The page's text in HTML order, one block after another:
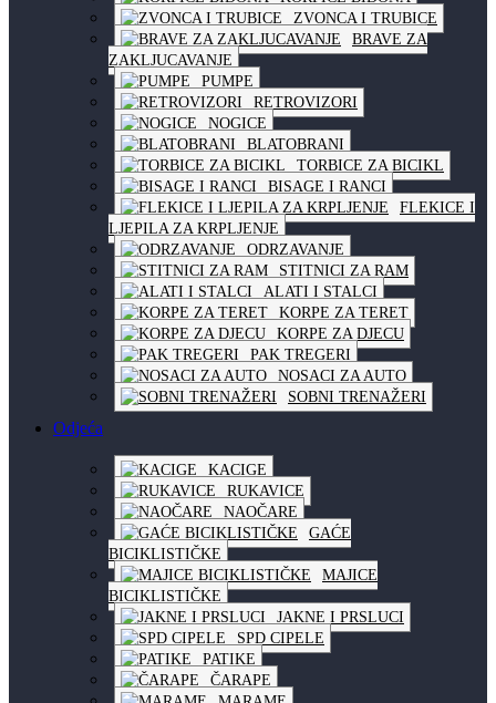
ZVONCA I TRUBICE
BRAVE ZA
ZAKLJUCAVANJE
PUMPE
RETROVIZORI
NOGICE
BLATOBRANI
TORBICE ZA BICIKL
BISAGE I RANCI
FLEKICE I
LJEPILA ZA KRPLJENJE
ODRZAVANJE
STITNICI ZA RAM
ALATI I STALCI
KORPE ZA TERET
KORPE ZA DJECU
PAK TREGERI
NOSACI ZA AUTO
SOBNI TRENAŽERI
Odjeća
KACIGE
RUKAVICE
NAOČARE
GAĆE
BICIKLISTIČKE
MAJICE
BICIKLISTIČKE
JAKNE I PRSLUCI
SPD CIPELE
PATIKE
ČARAPE